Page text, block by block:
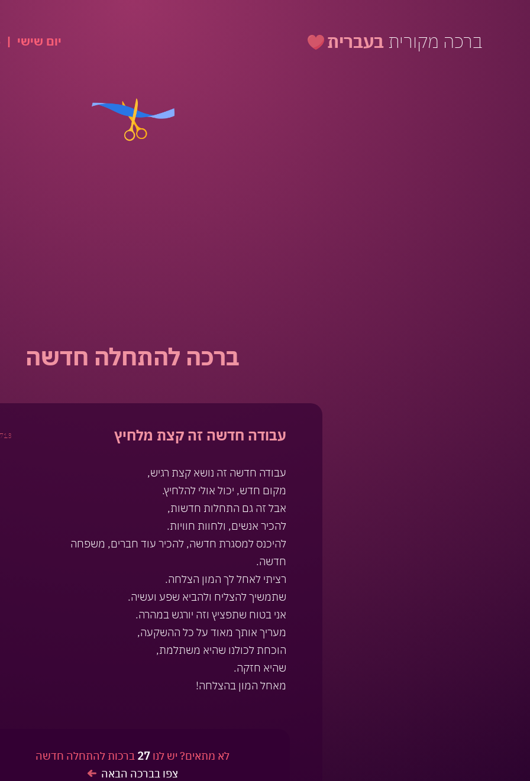
ברכה מקורית בעברית יום שישי |
ברכה להתחלה חדשה
עבודה חדשה זה קצת מלחיץ
עבודה חדשה זה נושא קצת רגיש,
מקום חדש, יכול אולי להלחיץ.
אבל זה גם התחלות חדשות,
להכיר אנשים, ולחוות חוויות.
להיכנס למסגרת חדשה, להכיר עוד חברים, משפחה
חדשה.
רציתי לאחל לך המון הצלחה.
שתמשיך להצליח ולהביא שפע ועשיה.
אני בטוח שתפציץ וזה יורגש במהרה.
מעריך אותך מאוד על כל ההשקעה,
הוכחת לכולנו שהיא משתלמת,
שהיא חזקה.
מאחל המון בהצלחה!
לא מתאים? יש לנו 27 ברכות להתחלה חדשה
צפו בברכה הבאה